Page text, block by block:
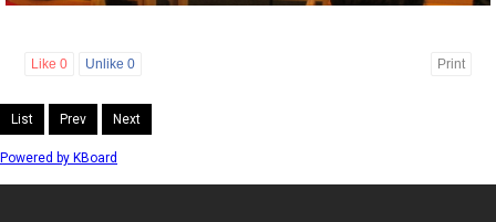
Like 0 Unlike 0 Print
List Prev Next
Powered by KBoard